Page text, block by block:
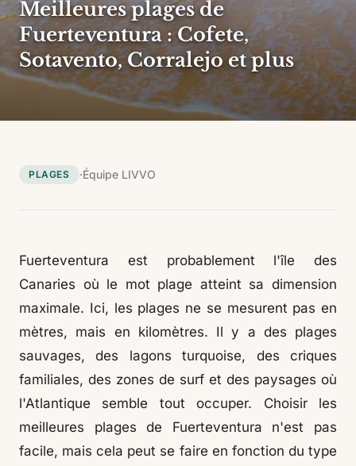
Meilleures plages de
Fuerteventura : Cofete,
Sotavento, Corralejo et plus
PLAGES ·Équipe LIVVO
Fuerteventura est probablement l'île des
Canaries où le mot plage atteint sa dimension
maximale. Ici, les plages ne se mesurent pas en
mètres, mais en kilomètres. Il y a des plages
sauvages, des lagons turquoise, des criques
familiales, des zones de surf et des paysages où
l'Atlantique semble tout occuper. Choisir les
meilleures plages de Fuerteventura n'est pas
facile, mais cela peut se faire en fonction du type